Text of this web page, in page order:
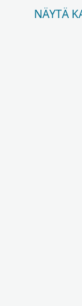
NÄYTÄ